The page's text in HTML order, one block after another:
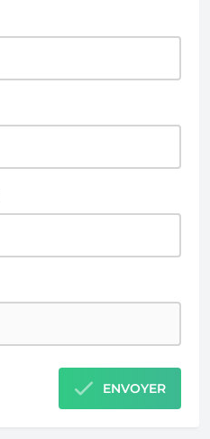
ENVOYER